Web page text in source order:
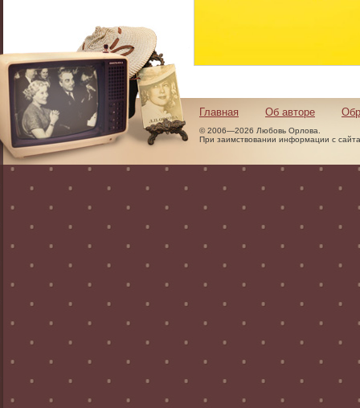
Главная Об авторе
© 2006—2026 Любовь Орлова.
При заимствовании информации с